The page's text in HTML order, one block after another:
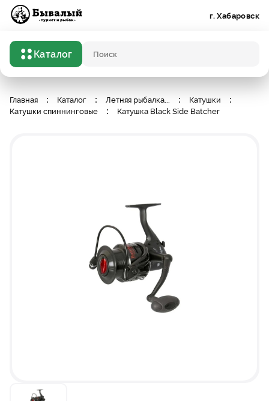
г. Хабаровск
Каталог Поисковый запрос
Главная Каталог Летняя рыбалка...
Катушки
Катушки спиннинговые
Катушка Black Side Batcher